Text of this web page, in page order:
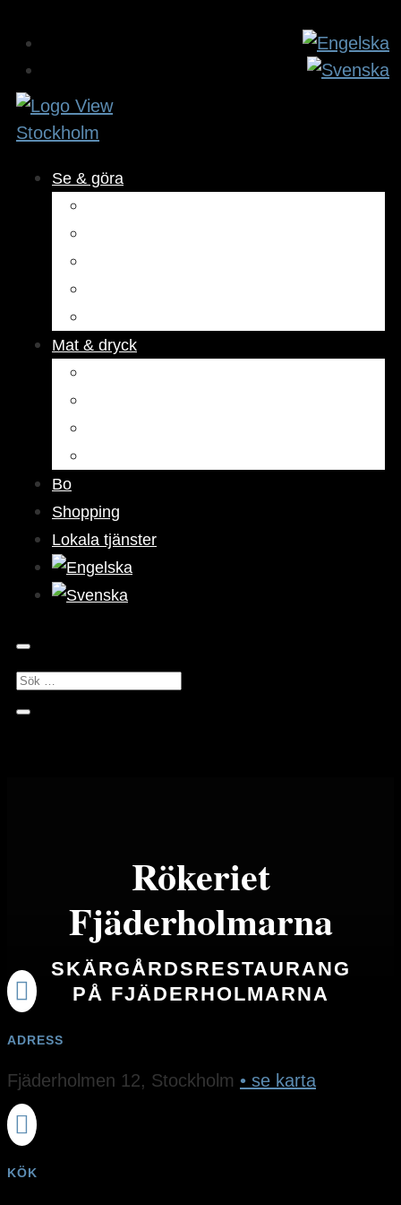
Se & göra
Mat & dryck
Bo
Shopping
Lokala tjänster
Rökeriet
Fjäderholmarna
SKÄRGÅRDSRESTAURANG
PÅ FJÄDERHOLMARNA

ADRESS
Fjäderholmen 12, Stockholm • se karta

KÖK